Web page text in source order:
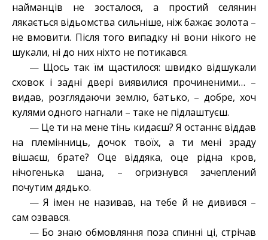
найманців не зосталося, а простий селянин
лякається відьомства сильніше, ніж бажає золота –
не вмовити. Після того випадку ні вони нікого не
шукали, ні до них ніхто не потикався.
— Щось так їм щастилося: швидко відшукали
сховок і задні двері виявилися прочиненими… –
видав, розглядаючи землю, батько, – добре, хоч
кулями одного нагнали – таке не підлаштуєш.
— Це ти на мене тінь кидаєш? Я останнє віддав
на племінниць, дочок твоїх, а ти мені зраду
вішаєш, брате? Оце віддяка, оце рідна кров,
нічогенька шана, – огризнувся зачеплений
почутим дядько.
— Я імен не називав, на тебе й не дивився –
сам озвався.
— Бо знаю обмовляння поза спинні ці, стрічав